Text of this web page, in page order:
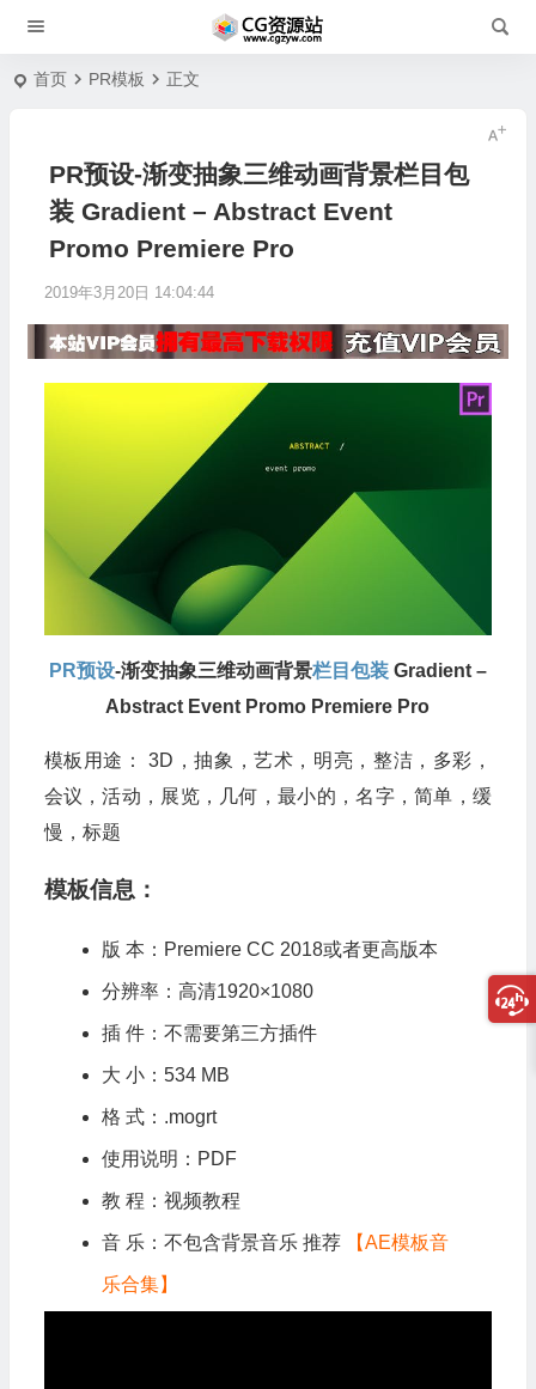
首页 PR模板 正文
PR预设-渐变抽象三维动画背景栏目包
装 Gradient – Abstract Event
Promo Premiere Pro
2019年3月20日 14:04:44
PR预设-渐变抽象三维动画背景栏目包装Gradient –
Abstract Event Promo Premiere Pro
模板用途： 3D，抽象，艺术，明亮，整洁，多彩，
会议，活动，展览，几何，最小的，名字，简单，缓
慢，标题
模板信息：
版 本：Premiere CC 2018或者更高版本
分辨率：高清1920×1080
插 件：不需要第三方插件
大 小：534 MB
格 式：.mogrt
使用说明：PDF
教 程：视频教程
音 乐：不包含背景音乐 推荐 【AE模板音
乐合集】